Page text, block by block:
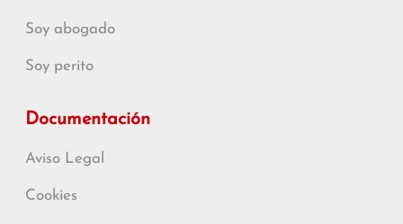
Soy abogado
Soy perito
Documentación
Aviso Legal
Cookies